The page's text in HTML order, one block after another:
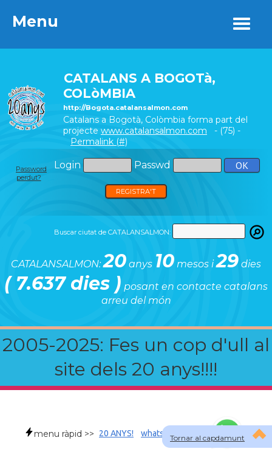
Menu
CATALANS A BOGOTà,
COLòMBIA
http://Bogota.catalansalmon.com
Catalans a Bogotà, Colòmbia forma part del
projecte www.catalansalmon.com - (75) -
Permalink (#)
Login Passwd
Password
perdut?
REGISTRA'T
Buscar ciutat de CATALANSALMON:
CATALANSALMON:20 anys 10 mesos i29 dies
( 7.637 dies ) posant en contacte catalans
arreu del món
2005-2025: Fes un cop d'ull al
site dels 20 anys!!!!
Menu
Tornar al capdamunt
menu ràpid >> 20 ANYS! whatsapp